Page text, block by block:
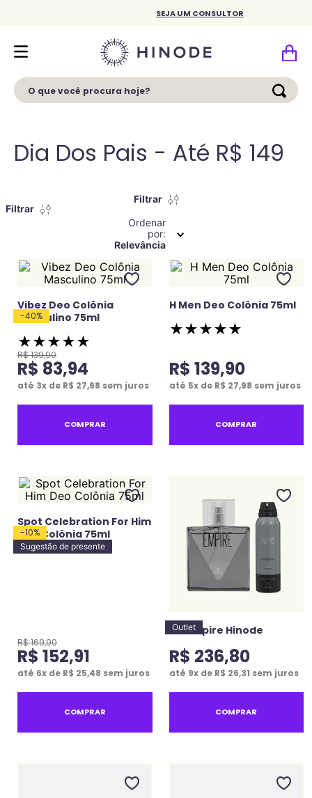
SEJA UM CONSULTOR
O que você procura hoje?
Dia Dos Pais - Até R$ 149
Filtrar
Ordenar
por
Relevância
Filtrar
8
-40%
Vibez Deo Colônia
Masculino 75ml
★★★★★
R$139,90
R$ 83,94
até 3x de R$ 27,98 sem juros
COMPRAR
H Men Deo Colônia 75ml
★★★★★
R$ 139,90
até 5x de R$ 27,98 sem juros
COMPRAR
-10%
Sugestão de presente
Spot Celebration For Him
Deo Colônia 75ml
R$169,90
R$ 152,91
até 6x de R$ 25,48 sem juros
COMPRAR
Outlet
Kit Empire Hinode
R$ 236,80
até 9x de R$ 26,31 sem juros
COMPRAR